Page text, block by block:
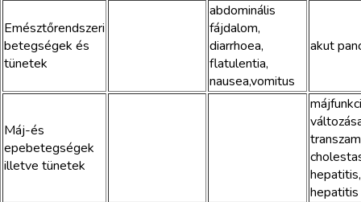
Emésztőrendszeri
betegségek és
tünetek
abdominális
fájdalom,
diarrhoea,
flatulentia,
nausea,vomitus
akut
Máj-és
epebetegségek
illetve tünetek
hepatitis